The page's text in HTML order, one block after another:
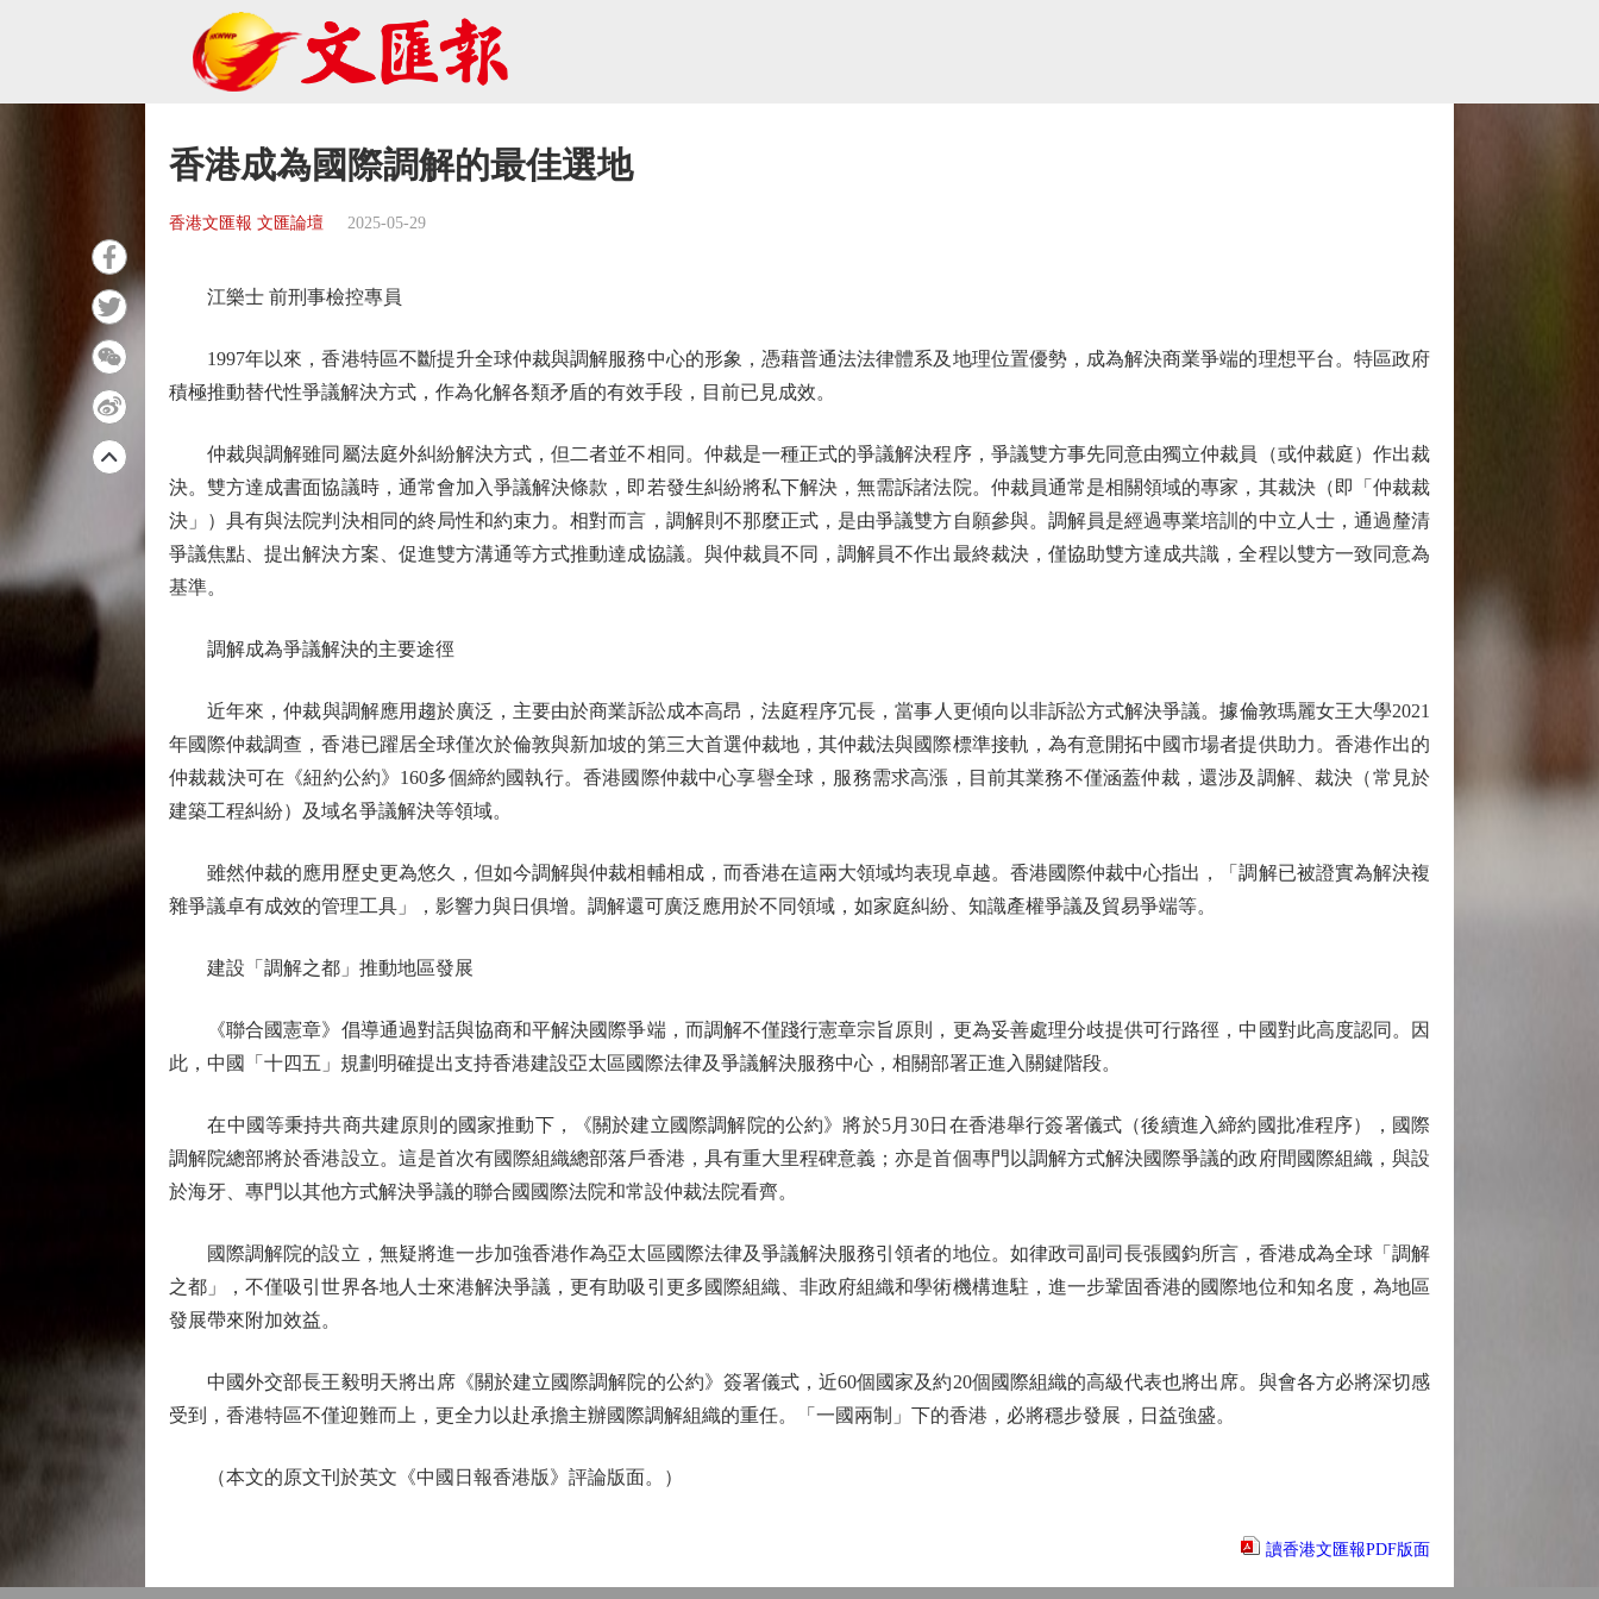
香港成為國際調解的最佳選地
香港文匯報 文匯論壇 2025-05-29
江樂士 前刑事檢控專員
1997年以來，香港特區不斷提升全球仲裁與調解服務中心的形象，憑藉普通法法律體系及地理位置優勢，成為解決商業爭端的理想平台。特區政府
積極推動替代性爭議解決方式，作為化解各類矛盾的有效手段，目前已見成效。
仲裁與調解雖同屬法庭外糾紛解決方式，但二者並不相同。仲裁是一種正式的爭議解決程序，爭議雙方事先同意由獨立仲裁員（或仲裁庭）作出裁
決。雙方達成書面協議時，通常會加入爭議解決條款，即若發生糾紛將私下解決，無需訴諸法院。仲裁員通常是相關領域的專家，其裁決（即「仲裁裁
決」）具有與法院判決相同的終局性和約束力。相對而言，調解則不那麼正式，是由爭議雙方自願參與。調解員是經過專業培訓的中立人士，通過釐清
爭議焦點、提出解決方案、促進雙方溝通等方式推動達成協議。與仲裁員不同，調解員不作出最終裁決，僅協助雙方達成共識，全程以雙方一致同意為
基準。
調解成為爭議解決的主要途徑
近年來，仲裁與調解應用趨於廣泛，主要由於商業訴訟成本高昂，法庭程序冗長，當事人更傾向以非訴訟方式解決爭議。據倫敦瑪麗女王大學2021
年國際仲裁調查，香港已躍居全球僅次於倫敦與新加坡的第三大首選仲裁地，其仲裁法與國際標準接軌，為有意開拓中國市場者提供助力。香港作出的
仲裁裁決可在《紐約公約》160多個締約國執行。香港國際仲裁中心享譽全球，服務需求高漲，目前其業務不僅涵蓋仲裁，還涉及調解、裁決（常見於
建築工程糾紛）及域名爭議解決等領域。
雖然仲裁的應用歷史更為悠久，但如今調解與仲裁相輔相成，而香港在這兩大領域均表現卓越。香港國際仲裁中心指出，「調解已被證實為解決複
雜爭議卓有成效的管理工具」，影響力與日俱增。調解還可廣泛應用於不同領域，如家庭糾紛、知識產權爭議及貿易爭端等。
建設「調解之都」推動地區發展
《聯合國憲章》倡導通過對話與協商和平解決國際爭端，而調解不僅踐行憲章宗旨原則，更為妥善處理分歧提供可行路徑，中國對此高度認同。因
此，中國「十四五」規劃明確提出支持香港建設亞太區國際法律及爭議解決服務中心，相關部署正進入關鍵階段。
在中國等秉持共商共建原則的國家推動下，《關於建立國際調解院的公約》將於5月30日在香港舉行簽署儀式（後續進入締約國批准程序），國際
調解院總部將於香港設立。這是首次有國際組織總部落戶香港，具有重大里程碑意義；亦是首個專門以調解方式解決國際爭議的政府間國際組織，與設
於海牙、專門以其他方式解決爭議的聯合國國際法院和常設仲裁法院看齊。
國際調解院的設立，無疑將進一步加強香港作為亞太區國際法律及爭議解決服務引領者的地位。如律政司副司長張國鈞所言，香港成為全球「調解
之都」，不僅吸引世界各地人士來港解決爭議，更有助吸引更多國際組織、非政府組織和學術機構進駐，進一步鞏固香港的國際地位和知名度，為地區
發展帶來附加效益。
中國外交部長王毅明天將出席《關於建立國際調解院的公約》簽署儀式，近60個國家及約20個國際組織的高級代表也將出席。與會各方必將深切感
受到，香港特區不僅迎難而上，更全力以赴承擔主辦國際調解組織的重任。「一國兩制」下的香港，必將穩步發展，日益強盛。
（本文的原文刊於英文《中國日報香港版》評論版面。）
讀香港文匯報PDF版面